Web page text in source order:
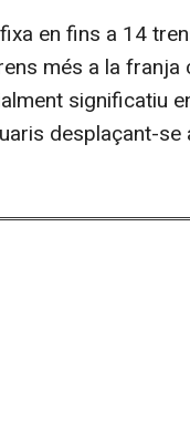
en fins a 14
més a la
significatiu
desplaçant-